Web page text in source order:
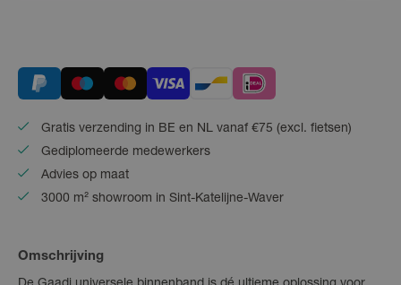
Gratis verzending in BE en NL vanaf €75 (excl. fietsen)
Gediplomeerde medewerkers
Advies op maat
3000 m² showroom in Sint-Katelijne-Waver
Omschrijving